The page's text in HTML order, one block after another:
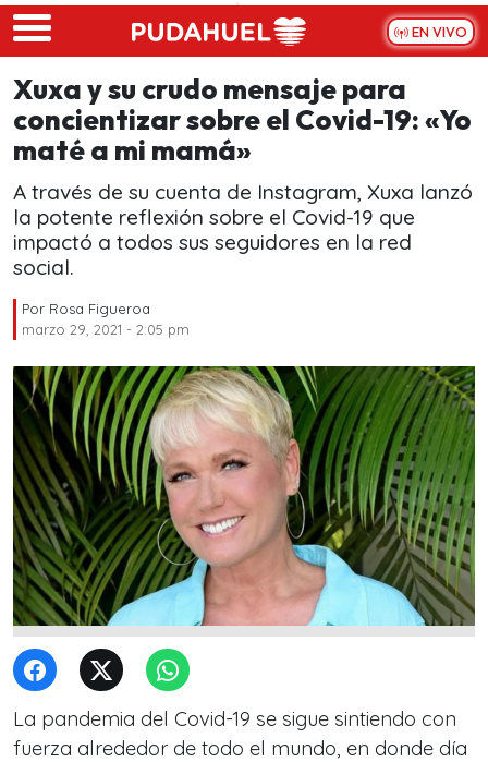
Skip to main content
EN VIVO
Xuxa y su crudo mensaje para
concientizar sobre el Covid-19: «Yo
maté a mi mamá»
A través de su cuenta de Instagram, Xuxa lanzó
la potente reflexión sobre el Covid-19 que
impactó a todos sus seguidores en la red
social.
Por Rosa Figueroa
marzo 29, 2021 - 2:05 pm
La pandemia del Covid-19 se sigue sintiendo con
fuerza alrededor de todo el mundo, en donde día